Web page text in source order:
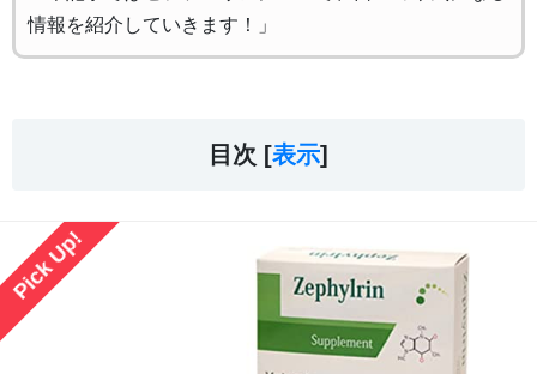
情報を紹介していきます！」
目次 [表示]
Pick Up!